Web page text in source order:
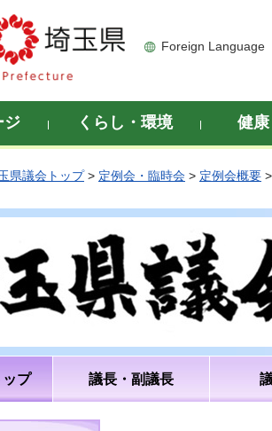
Foreign Language
ジ くらし・環境 健
県議会トップ> 定例会・臨時会 > 定例会概要 >
プ 議長・副議長